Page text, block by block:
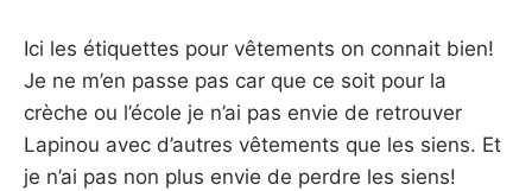
Ici les étiquettes pour vêtements on connait bien!
Je ne m’en passe pas car que ce soit pour la
crèche ou l’école je n’ai pas envie de retrouver
Lapinou avec d’autres vêtements que les siens. Et
je n’ai pas non plus envie de perdre les siens!